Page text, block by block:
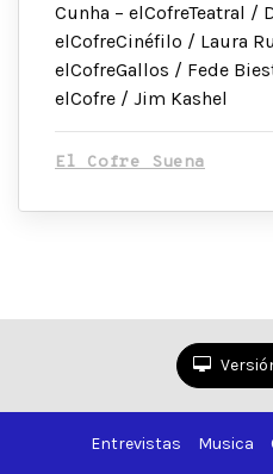
Cunha – elCofreTeatral /
elCofreCinéfilo / Laura
elCofreGallos / Fede
elCofre / Jim Kashel
El Cofre Suena
Entrevistas Musica